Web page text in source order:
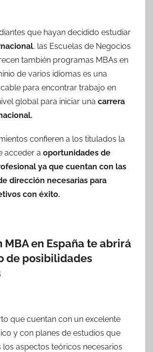
que hayan decidido estudiar
, las Escuelas de Negocios
también programas MBAs en
de varios idiomas es una
para encontrar trabajo en
global para iniciar una carrera
confieren a los titulados la
acceder a oportunidades de
ya que cuentan con las
dirección necesarias para
con éxito.
MBA en España te abrirá
de posibilidades
que cuentan con un excelente
y con planes de estudios que
aspectos teóricos necesarios